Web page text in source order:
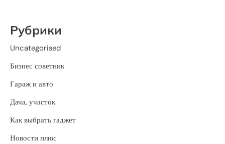
Рубрики
Uncategorised
Бизнес советник
Гараж и авто
Дача, участок
Как выбрать гаджет
Новости плюс